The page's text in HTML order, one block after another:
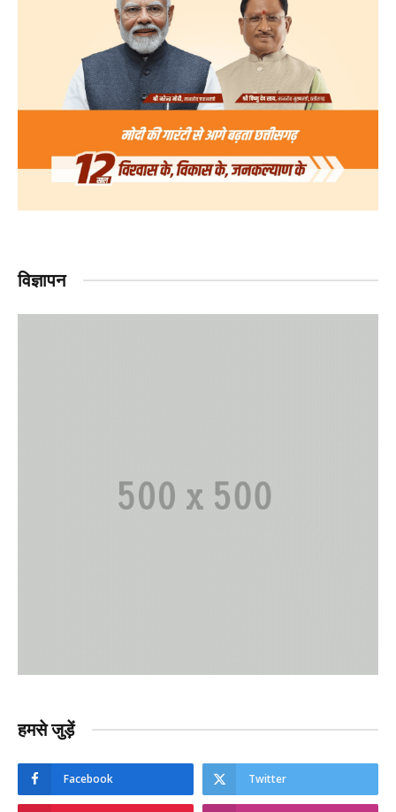
विज्ञापन
हमसे जुड़ें
Facebook Twitter